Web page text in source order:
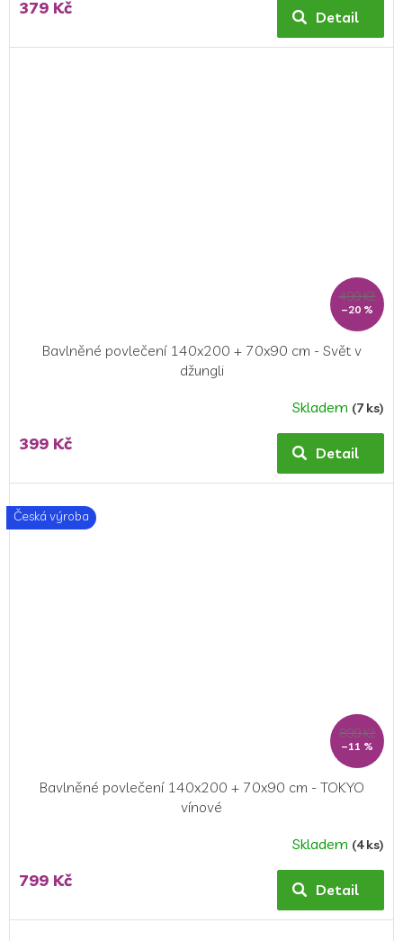
379 Kč Detail
499 Kč
–20 %
Bavlněné povlečení 140x200 + 70x90 cm - Svět v
džungli
Skladem (7 ks)
399 Kč Detail
Česká výroba
899 Kč
–11 %
Bavlněné povlečení 140x200 + 70x90 cm - TOKYO
vínové
Skladem (4 ks)
799 Kč Detail